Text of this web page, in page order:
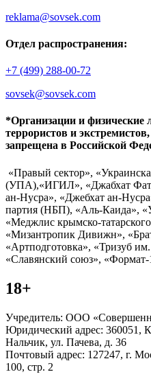
reklama@sovsek.com
Отдел распространения:
+7 (499) 288-00-72
sovsek@sovsek.com
*Организации и физические
террористов и
запрещена в Российской
«Правый сектор»,
(УПА),«ИГИЛ», «Джабхат
ан-Нусра», «Джебхат ан-
партия (НБП), «Аль-Каида»,
«Меджлис крымско-
«Мизантропик Дивижн»,
«Артподготовка», «Тризуб
«Славянский союз»,
18+
Учредитель: ООО
Юридический адрес: 360051,
Нальчик, ул. Пачева, д. 36
Почтовый адрес: 127247, г.
100, стр. 2